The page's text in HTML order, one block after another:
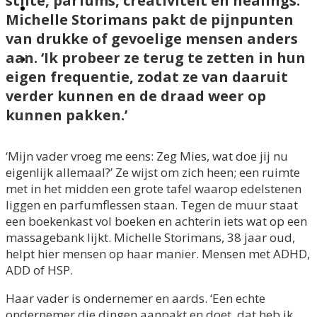
BLOGS
CONTACT
Michelle Storimans pakt de pijnpunten
van drukke of gevoelige mensen anders
aan. ‘Ik probeer ze terug te zetten in hun
eigen frequentie, zodat ze van daaruit
verder kunnen en de draad weer op
kunnen pakken.’
‘Mijn vader vroeg me eens: Zeg Mies, wat doe jij nu
eigenlijk allemaal?’ Ze wijst om zich heen; een ruimte
met in het midden een grote tafel waarop edelstenen
liggen en parfumflessen staan. Tegen de muur staat
een boekenkast vol boeken en achterin iets wat op een
massagebank lijkt. Michelle Storimans, 38 jaar oud,
helpt hier mensen op haar manier. Mensen met ADHD,
ADD of HSP.
Haar vader is ondernemer en aards. ‘Een echte